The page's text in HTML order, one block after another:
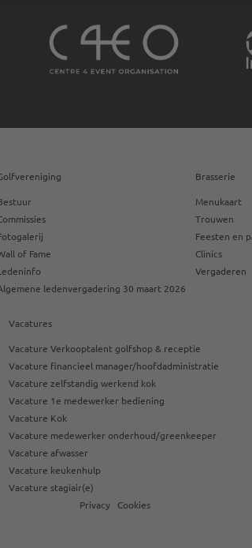
of Fame
ledenvergadering 30 maart 2026
Brasserie
Menukaart
Trouwen
Feesten en
Clinics
Vergaderen
Vacatures
Vacature Verkooptalent golfshop & receptie
Vacature financieel manager/hoofdadministratie
Vacature zelfstandig werkend kok
Vacature 1e medewerker bediening
Vacature Kok
Vacature medewerker onderhoud/greenkeeper
Vacature afwasser
Vacature keukenhulp
Vacature stagiair(e)
Privacy
Cookies